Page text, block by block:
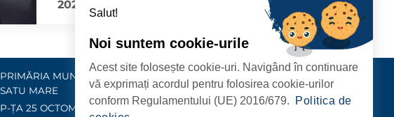
2026.03.03 MAI DEPARTE
PRIMĂRIA MUNICIPIULUI
SATU MARE
P-ȚA 25 OCTOMBRIE, NR. 1 CORP M,
Contact
URMĂRIȚI-NE
Salut!
Noi suntem cookie-urile
Acest site folosește cookie-uri. Navigând în continuare
vă exprimați acordul pentru folosirea cookie-urilor
conform Regulamentului (UE) 2016/679.
Politica de